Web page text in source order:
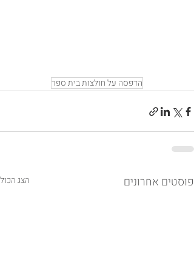
הדפסה על חולצות בית ספר
פוסטים אחרונים הצג הכול